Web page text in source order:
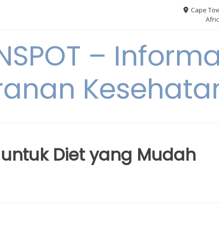
Cape
–
Diet yang Mudah